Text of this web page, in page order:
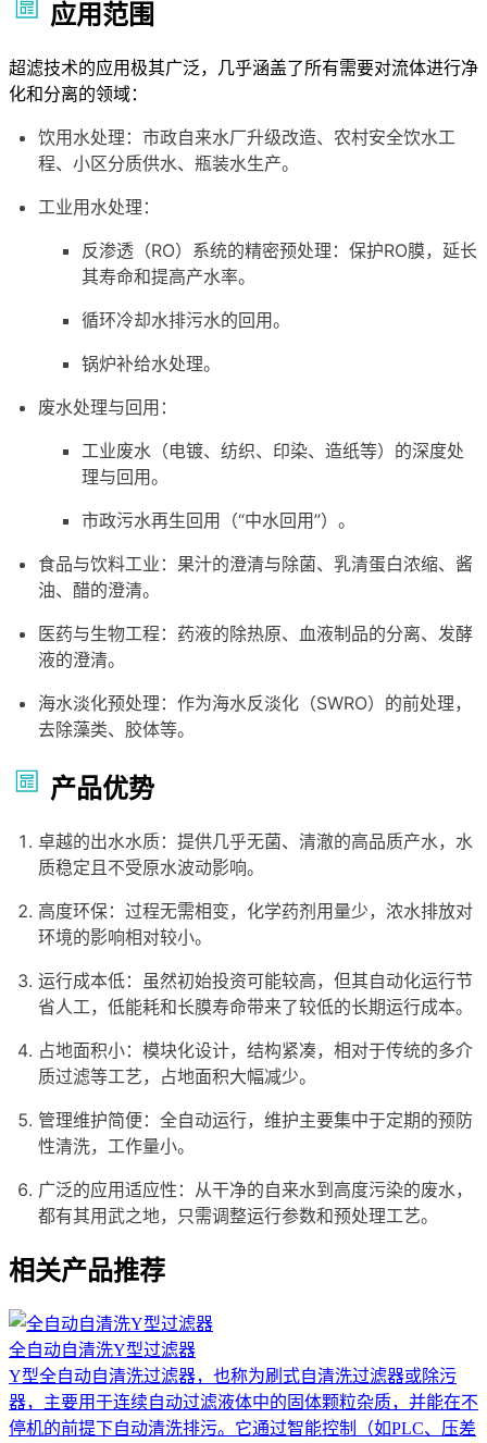
应用范围
超滤技术的应用极其广泛，几乎涵盖了所有需要对流体进行净
化和分离的领域：
饮用水处理：市政自来水厂升级改造、农村安全饮水工
程、小区分质供水、瓶装水生产。
工业用水处理：
反渗透（RO）系统的精密预处理：保护RO膜，延长
其寿命和提高产水率。
循环冷却水排污水的回用。
锅炉补给水处理。
废水处理与回用：
工业废水（电镀、纺织、印染、造纸等）的深度处
理与回用。
市政污水再生回用（“中水回用”）。
食品与饮料工业：果汁的澄清与除菌、乳清蛋白浓缩、酱
油、醋的澄清。
医药与生物工程：药液的除热原、血液制品的分离、发酵
液的澄清。
海水淡化预处理：作为海水反淡化（SWRO）的前处理，
去除藻类、胶体等。
产品优势
卓越的出水水质：提供几乎无菌、清澈的高品质产水，水
质稳定且不受原水波动影响。
高度环保：过程无需相变，化学药剂用量少，浓水排放对
环境的影响相对较小。
运行成本低：虽然初始投资可能较高，但其自动化运行节
省人工，低能耗和长膜寿命带来了较低的长期运行成本。
占地面积小：模块化设计，结构紧凑，相对于传统的多介
质过滤等工艺，占地面积大幅减少。
管理维护简便：全自动运行，维护主要集中于定期的预防
性清洗，工作量小。
广泛的应用适应性：从干净的自来水到高度污染的废水，
都有其用武之地，只需调整运行参数和预处理工艺。
相关产品推荐
全自动自清洗Y型过滤器
Y型全自动自清洗过滤器，也称为刷式自清洗过滤器或除污
器，主要用于连续自动过滤液体中的固体颗粒杂质，并能在不
停机的前提下自动清洗排污。它通过智能控制（如PLC、压差